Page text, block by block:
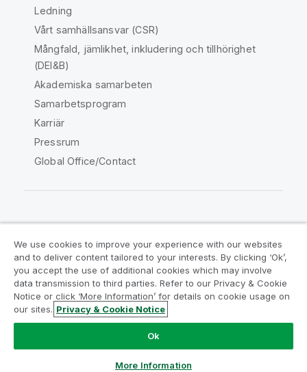
Ledning
Vårt samhällsansvar (CSR)
Mångfald, jämlikhet, inkludering och tillhörighet
(DEI&B)
Akademiska samarbeten
Samarbetsprogram
Karriär
Pressrum
Global Office/Contact
Juridiska avtal
Produktvillkor
Legal Policies
Legal Policies
Användningsvillkor
Varumärken
Do Not Share My Info
Copyright © 1993-2026 QlikTech International AB. Alla
We use cookies to improve your experience with our websites
and to deliver content tailored to your interests. By clicking ‘Ok’,
you accept the use of additional cookies which may involve
data transmission to third parties. Refer to our Privacy & Cookie
Notice or click ‘More Information’ for details on cookie usage on
our sites. Privacy & Cookie Notice
Ok
More Information